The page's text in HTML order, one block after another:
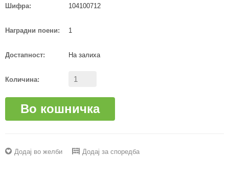
Шифра: 104100712
Наградни поени: 1
Достапност: На залиха
Количина:
Во кошничка
Додај во желби Додај за споредба